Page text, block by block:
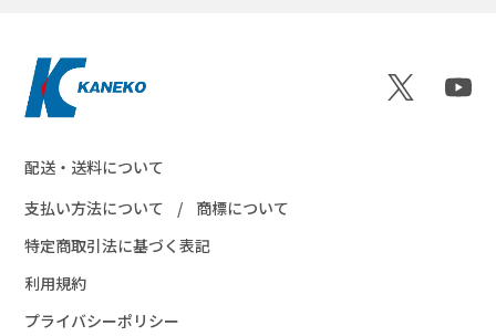
配送・送料について
支払い方法について
商標について
特定商取引法に基づく表記
利用規約
プライバシーポリシー